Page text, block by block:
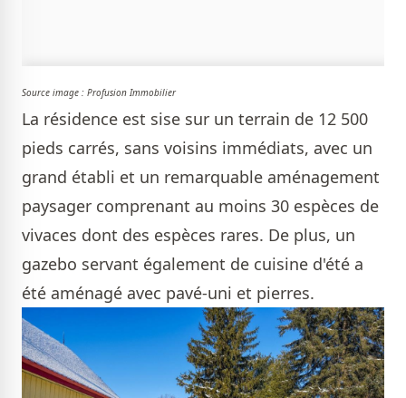
Source image : Profusion Immobilier
La résidence est sise sur un terrain de 12 500
pieds carrés, sans voisins immédiats, avec un
grand établi et un remarquable aménagement
paysager comprenant au moins 30 espèces de
vivaces dont des espèces rares. De plus, un
gazebo servant également de cuisine d'été a
été aménagé avec pavé-uni et pierres.